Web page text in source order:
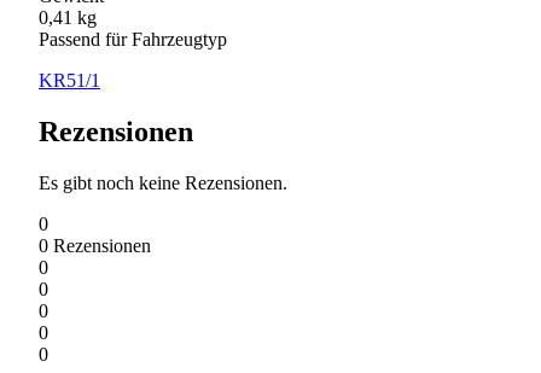
0,41 kg
Passend für Fahrzeugtyp
KR51/1
Rezensionen
Es gibt noch keine Rezensionen.
0
0 Rezensionen
0
0
0
0
0